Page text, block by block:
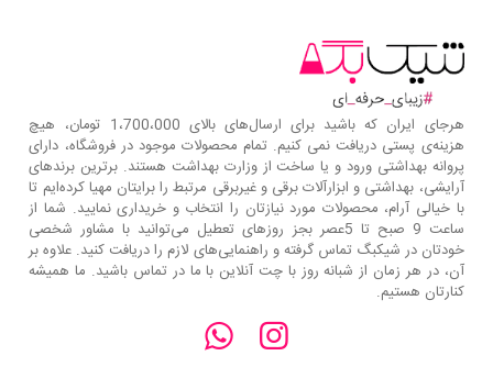
هرجای ایران که باشید برای ارسال‌های بالای 1،700،000 تومان، هیچ
هزینه‌ی پستی دریافت نمی کنیم. تمام محصولات موجود در فروشگاه، دارای
پروانه بهداشتی ورود و یا ساخت از وزارت بهداشت هستند. برترین‌ برندهای
آرایشی، بهداشتی و ابزارآلات برقی و غیربرقی مرتبط را برایتان مهیا کرده‌ایم تا
با خیالی آرام، محصولات مورد نیازتان را انتخاب و خریداری نمایید. شما از
ساعت 9 صبح تا 5عصر بجز روزهای تعطیل می‌توانید با مشاور شخصی
خودتان در شیکبگ تماس گرفته و راهنمایی‌های لازم را دریافت کنید. علاوه بر
آن، در هر زمان از شبانه روز با چت آنلاین با ما در تماس باشید. ما همیشه
کنارتان هستیم.